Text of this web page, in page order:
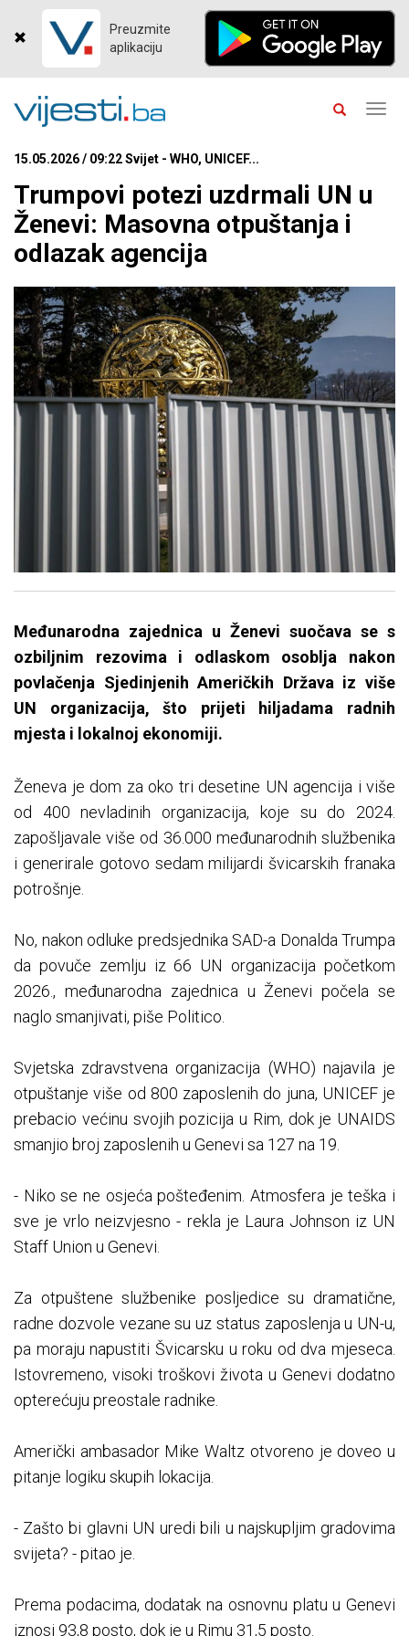
Preuzmite
aplikaciju
15.05.2026 / 09:22 Svijet - WHO, UNICEF...
Trumpovi potezi uzdrmali UN u
Ženevi: Masovna otpuštanja i
odlazak agencija
Međunarodna zajednica u Ženevi suočava se s
ozbiljnim rezovima i odlaskom osoblja nakon
povlačenja Sjedinjenih Američkih Država iz više
UN organizacija, što prijeti hiljadama radnih
mjesta i lokalnoj ekonomiji.
Ženeva je dom za oko tri desetine UN agencija i više
od 400 nevladinih organizacija, koje su do 2024.
zapošljavale više od 36.000 međunarodnih službenika
i generirale gotovo sedam milijardi švicarskih franaka
potrošnje.
No, nakon odluke predsjednika SAD-a Donalda Trumpa
da povuče zemlju iz 66 UN organizacija početkom
2026., međunarodna zajednica u Ženevi počela se
naglo smanjivati, piše Politico.
Svjetska zdravstvena organizacija (WHO) najavila je
otpuštanje više od 800 zaposlenih do juna, UNICEF je
prebacio većinu svojih pozicija u Rim, dok je UNAIDS
smanjio broj zaposlenih u Genevi sa 127 na 19.
- Niko se ne osjeća pošteđenim. Atmosfera je teška i
sve je vrlo neizvjesno - rekla je Laura Johnson iz UN
Staff Union u Genevi.
Za otpuštene službenike posljedice su dramatične,
radne dozvole vezane su uz status zaposlenja u UN-u,
pa moraju napustiti Švicarsku u roku od dva mjeseca.
Istovremeno, visoki troškovi života u Genevi dodatno
opterećuju preostale radnike.
Američki ambasador Mike Waltz otvoreno je doveo u
pitanje logiku skupih lokacija.
- Zašto bi glavni UN uredi bili u najskupljim gradovima
svijeta? - pitao je.
Prema podacima, dodatak na osnovnu platu u Genevi
iznosi 93,8 posto, dok je u Rimu 31,5 posto.